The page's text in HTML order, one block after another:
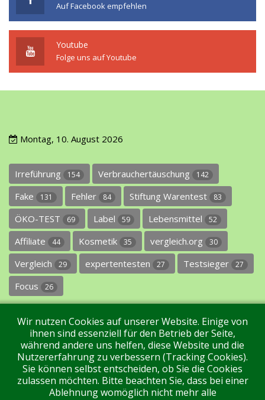
Auf Facebook empfehlen
Youtube
Folge uns auf Youtube
Montag, 10. August 2026
Irreführung 154 Verbrauchertäuschung 142
Fake 131 Fehler 84 Stiftung Warentest 83
ÖKO-TEST 69 Label 59 Lebensmittel 52
Affiliate 44 Kosmetik 35 vergleich.org 30
Vergleich 29 expertentesten 27 Testsieger 27
Focus 26
Impressum Datenschutz Über uns Kontakt
Wir nutzen Cookies auf unserer Website. Einige von
ihnen sind essenziell für den Betrieb der Seite,
während andere uns helfen, diese Website und die
Nutzererfahrung zu verbessern (Tracking Cookies).
Sie können selbst entscheiden, ob Sie die Cookies
zulassen möchten. Bitte beachten Sie, dass bei einer
Ablehnung womöglich nicht mehr alle